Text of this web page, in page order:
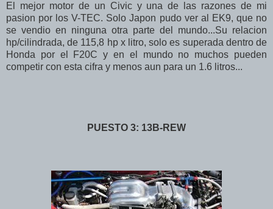
El mejor motor de un Civic y una de las razones de mi
pasion por los V-TEC. Solo Japon pudo ver al EK9, que no
se vendio en ninguna otra parte del mundo...Su relacion
hp/cilindrada, de 115,8 hp x litro, solo es superada dentro de
Honda por el F20C y en el mundo no muchos pueden
competir con esta cifra y menos aun para un 1.6 litros...
PUESTO 3: 13B-REW